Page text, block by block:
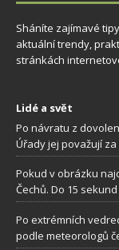
Sháníte zajímavé
aktuální trendy,
stránkách
Lidé a svět
Po návratu z
Úřady jej považují
Pokud v obrázku
Čechů. Do 15
Po extrémních
podle meteorologů